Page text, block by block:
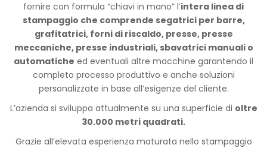
fornire con formula “chiavi in mano” l’intera linea di
stampaggio che comprende segatrici per barre,
grafitatrici, forni di riscaldo, presse, presse
meccaniche, presse industriali, sbavatrici manuali o
automatiche ed eventuali altre macchine garantendo il
completo processo produttivo e anche soluzioni
personalizzate in base all’esigenze del cliente.
L’azienda si sviluppa attualmente su una superficie di oltre
30.000 metri quadrati.
Grazie all’elevata esperienza maturata nello stampaggio